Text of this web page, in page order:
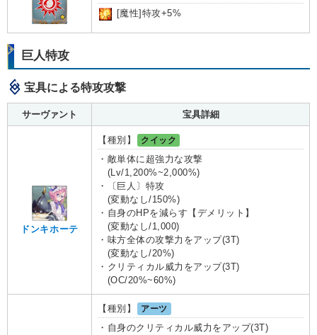
[魔性]特攻+5%
巨人特攻
宝具による特攻攻撃
サーヴァント 宝具詳細
ドンキホーテ
【種別】
クイック
・敵単体に超強力な攻撃
(Lv/1,200%~2,000%)
・〔巨人〕特攻
(変動なし/150%)
・自身のHPを減らす【デメリット】
(変動なし/1,000)
・味方全体の攻撃力をアップ(3T)
(変動なし/20%)
・クリティカル威力をアップ(3T)
(OC/20%~60%)
【種別】
アーツ
・自身のクリティカル威力をアップ(3T)